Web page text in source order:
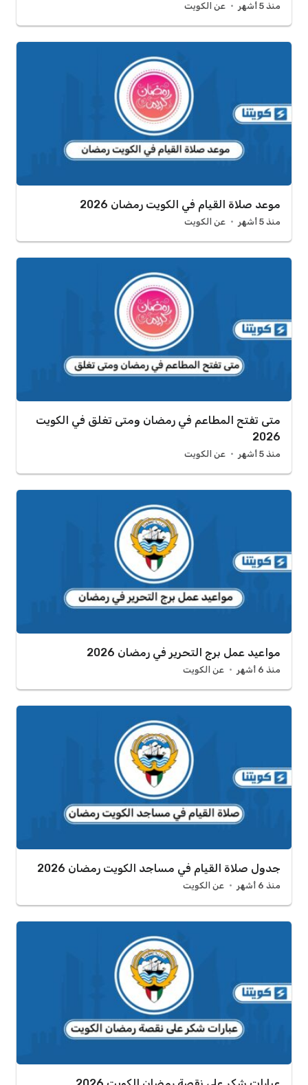
منذ 5 أشهر عن الكويت
موعد صلاة القيام في الكويت رمضان 2026
منذ 5 أشهر عن الكويت
متى تفتح المطاعم في رمضان ومتى تغلق في الكويت
2026
منذ 5 أشهر عن الكويت
مواعيد عمل برج التحرير في رمضان 2026
منذ 6 أشهر عن الكويت
جدول صلاة القيام في مساجد الكويت رمضان 2026
منذ 6 أشهر عن الكويت